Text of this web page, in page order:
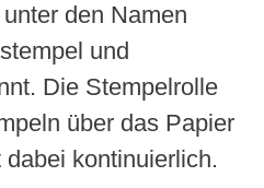
den Namen
und
Die Stempelrolle
über das Papier
kontinuierlich.